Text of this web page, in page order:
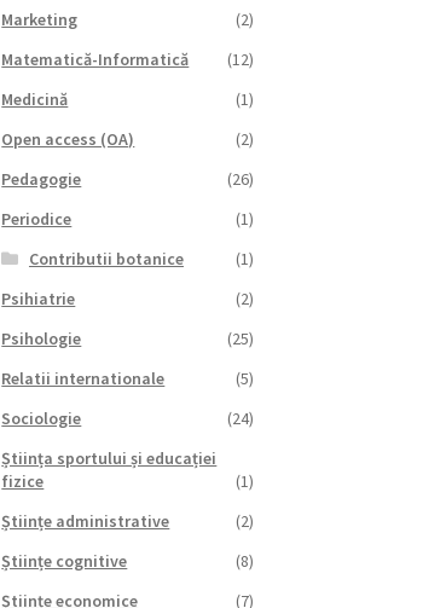
Marketing
(2)
Matematică-Informatică
(12)
Medicină
(1)
Open access (OA)
(2)
Pedagogie
(26)
Periodice
(1)
Contributii botanice
(1)
Psihiatrie
(2)
Psihologie
(25)
Relatii internationale
(5)
Sociologie
(24)
Știința sportului și educației
fizice
(1)
Științe administrative
(2)
Științe cognitive
(8)
Științe economice
(7)